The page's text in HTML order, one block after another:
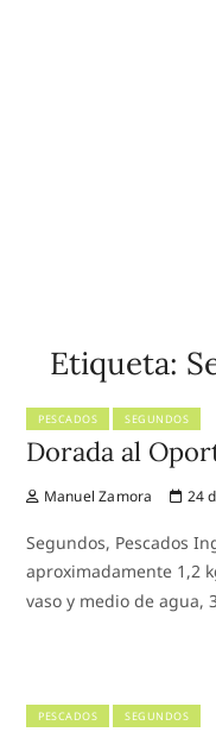
Etiqueta:
PESCADOS SEGUNDOS
Dorada al
Manuel Zamora 24
Segundos, Pescados
aproximadamente 1,2
vaso y medio de agua,
PESCADOS SEGUNDOS